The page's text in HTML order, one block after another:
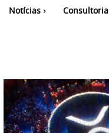
Notícias Consultoria